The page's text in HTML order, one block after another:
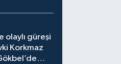
olaylı güreşi
Korkmaz